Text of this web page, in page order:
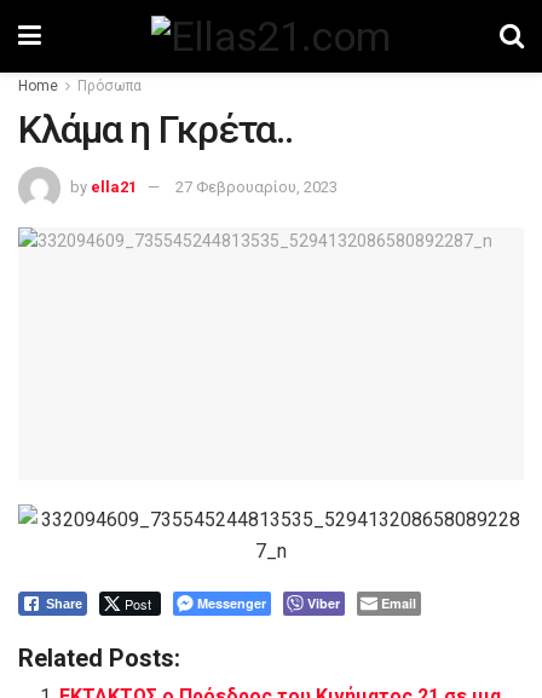
Home Πρόσωπα
Κλάμα η Γκρέτα..
by ella21 27 Φεβρουαρίου, 2023
Share Post Messenger Viber Email
Related Posts: